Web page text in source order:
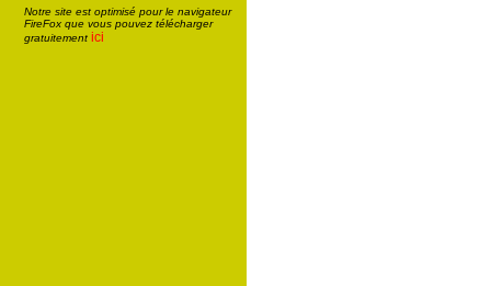
Notre site est optimisé pour le navigateur
FireFox que vous pouvez télécharger
gratuitement ici